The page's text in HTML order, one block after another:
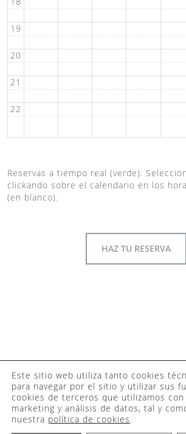
19
20
21
22
Reservas a tiempo real (verde).
clickando sobre el calendario en los
(en blanco).
HAZ TU RESERVA
Este sitio web utiliza tanto cookies
para navegar por el sitio y utilizar sus
cookies de terceros que utilizamos
marketing y análisis de datos, tal y
nuestra política de cookies.